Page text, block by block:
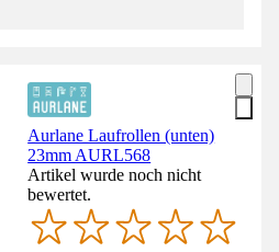
Aurlane Laufrollen (unten)
23mm AURL568
Artikel wurde noch nicht
bewertet.